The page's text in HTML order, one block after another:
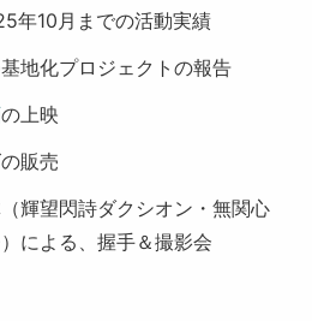
年10月までの活動実績
地化プロジェクトの報告
の上映
販売
輝望閃詩ダクシオン・無関心
による、握手＆撮影会